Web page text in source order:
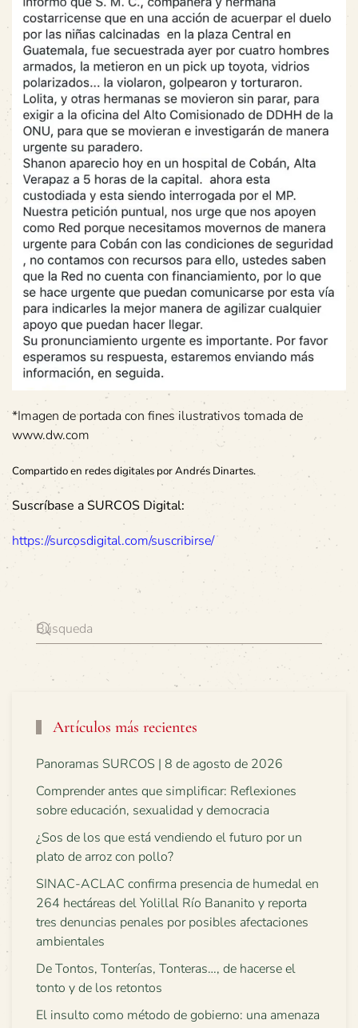
*Imagen de portada con fines ilustrativos tomada de
www.dw.com
Compartido en redes digitales por Andrés Dinartes.
Suscríbase a SURCOS Digital:
https://surcosdigital.com/suscribirse/
Artículos más recientes
Panoramas SURCOS | 8 de agosto de 2026
Comprender antes que simplificar: Reflexiones
sobre educación, sexualidad y democracia
¿Sos de los que está vendiendo el futuro por un
plato de arroz con pollo?
SINAC-ACLAC confirma presencia de humedal en
264 hectáreas del Yolillal Río Bananito y reporta
tres denuncias penales por posibles afectaciones
ambientales
De Tontos, Tonterías, Tonteras…, de hacerse el
tonto y de los retontos
El insulto como método de gobierno: una amenaza